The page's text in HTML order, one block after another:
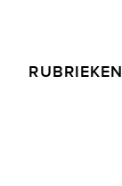
RUBRIEKEN